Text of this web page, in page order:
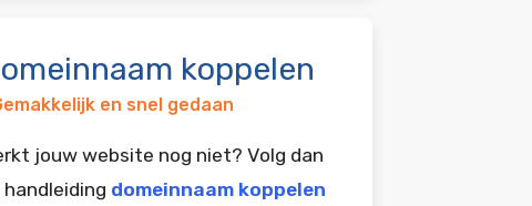
koppelen
en snel gedaan
jouw website nog niet? Volg dan
handleiding domeinnaam koppelen